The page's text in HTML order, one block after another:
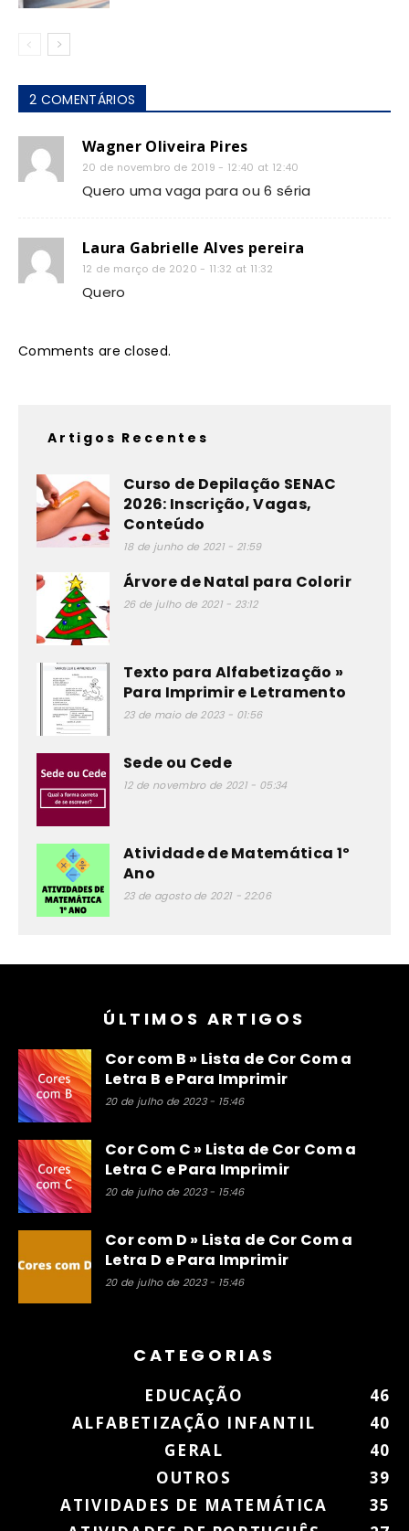
2 COMENTÁRIOS
Wagner Oliveira Pires
20 de novembro de 2019 - 12:40 at 12:40
Quero uma vaga para ou 6 séria
Laura Gabrielle Alves pereira
12 de março de 2020 - 11:32 at 11:32
Quero
Comments are closed.
Artigos Recentes
Curso de Depilação SENAC
2026: Inscrição, Vagas,
Conteúdo
18 de junho de 2021 - 21:59
Árvore de Natal para Colorir
26 de julho de 2021 - 23:12
Texto para Alfabetização »
Para Imprimir e Letramento
23 de maio de 2023 - 01:56
Sede ou Cede
12 de novembro de 2021 - 05:34
Atividade de Matemática 1º
Ano
23 de agosto de 2021 - 22:06
ÚLTIMOS ARTIGOS
Cor com B » Lista de Cor Com a
Letra B e Para Imprimir
20 de julho de 2023 - 15:46
Cor Com C » Lista de Cor Com a
Letra C e Para Imprimir
20 de julho de 2023 - 15:46
Cor com D » Lista de Cor Com a
Letra D e Para Imprimir
20 de julho de 2023 - 15:46
CATEGORIAS
EDUCAÇÃO
46
ALFABETIZAÇÃO INFANTIL
40
GERAL
40
OUTROS
39
ATIVIDADES DE MATEMÁTICA
35